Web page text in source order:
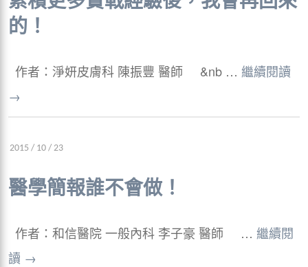
的！
作者：淨妍皮膚科 陳振豐 醫師 &nb … 繼續閱讀
→
2015 / 10 / 23
醫學簡報誰不會做！
作者：和信醫院 一般內科 李子豪 醫師 … 繼續閱
讀 →